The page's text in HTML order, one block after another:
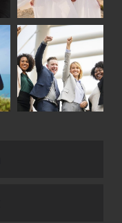
כתבות
אירועים